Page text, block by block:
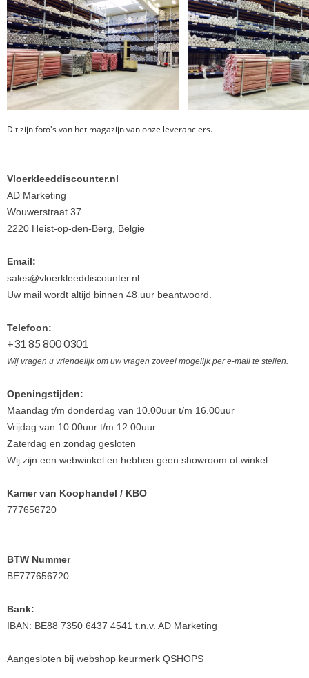
Dit zijn foto's van het magazijn van onze leveranciers.
Vloerkleeddiscounter.nl
AD Marketing
Wouwerstraat 37
2220 Heist-op-den-Berg, België
Email:
sales@vloerkleeddiscounter.nl
Uw mail wordt altijd binnen 48 uur beantwoord.
Telefoon:
+31 85 800 0301
Wij vragen u vriendelijk om uw vragen zoveel mogelijk per e-mail te stellen.
Openingstijden:
Maandag t/m donderdag van 10.00uur t/m 16.00uur
Vrijdag van 10.00uur t/m 12.00uur
Zaterdag en zondag gesloten
Wij zijn een webwinkel en hebben geen showroom of winkel.
Kamer van Koophandel / KBO
777656720
BTW Nummer
BE777656720
Bank:
IBAN: BE88 7350 6437 4541 t.n.v. AD Marketing
Aangesloten bij webshop keurmerk QSHOPS